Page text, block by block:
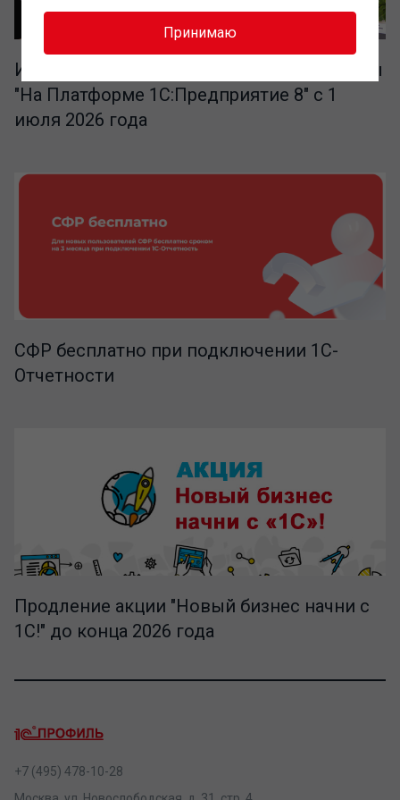
Изменение цен на программные продукты
"На Платформе 1С:Предприятие 8" с 1
июля 2026 года
СФР бесплатно при подключении 1С-
Отчетности
Продление акции "Новый бизнес начни с
1С!" до конца 2026 года
+7 (495) 478-10-28
Принимаю